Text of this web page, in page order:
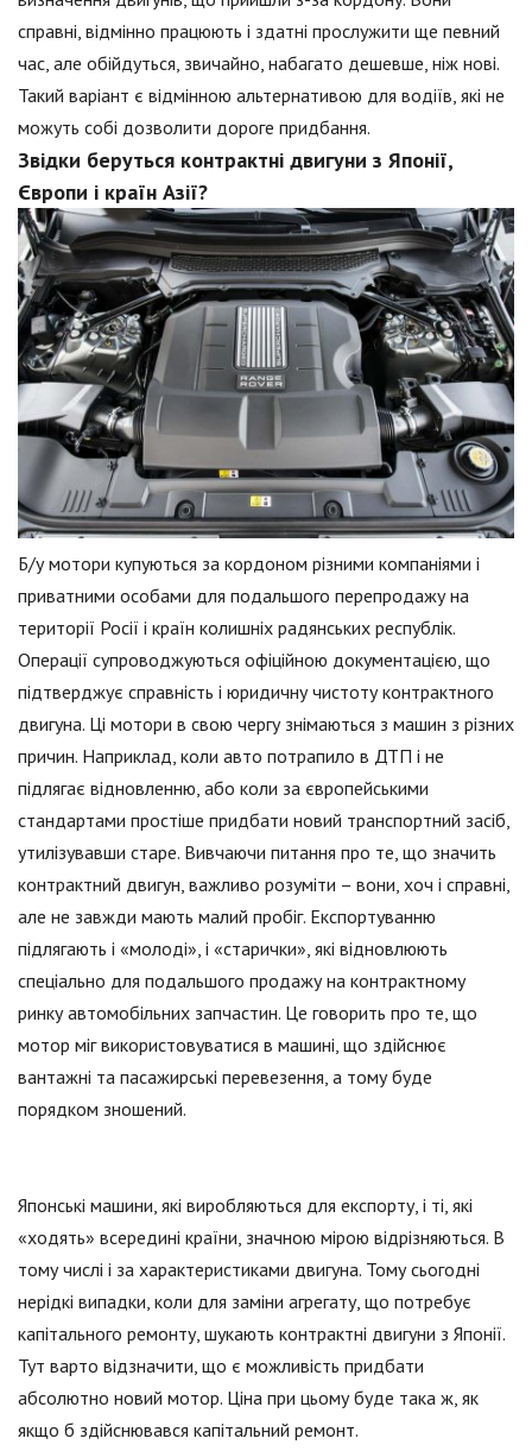
справні, відмінно працюють і здатні прослужити ще певний
час, але обійдуться, звичайно, набагато дешевше, ніж нові.
Такий варіант є відмінною альтернативою для водіїв, які не
можуть собі дозволити дороге придбання.
Звідки беруться контрактні двигуни з Японії,
Європи і країн Азії?
Б/у мотори купуються за кордоном різними компаніями і
приватними особами для подальшого перепродажу на
території Росії і країн колишніх радянських республік.
Операції супроводжуються офіційною документацією, що
підтверджує справність і юридичну чистоту контрактного
двигуна. Ці мотори в свою чергу знімаються з машин з різних
причин. Наприклад, коли авто потрапило в ДТП і не
підлягає відновленню, або коли за європейськими
стандартами простіше придбати новий транспортний засіб,
утилізувавши старе. Вивчаючи питання про те, що значить
контрактний двигун, важливо розуміти – вони, хоч і справні,
але не завжди мають малий пробіг. Експортуванню
підлягають і «молоді», і «старички», які відновлюють
спеціально для подальшого продажу на контрактному
ринку автомобільних запчастин. Це говорить про те, що
мотор міг використовуватися в машині, що здійснює
вантажні та пасажирські перевезення, а тому буде
порядком зношений.
Японські машини, які виробляються для експорту, і ті, які
«ходять» всередині країни, значною мірою відрізняються. В
тому числі і за характеристиками двигуна. Тому сьогодні
нерідкі випадки, коли для заміни агрегату, що потребує
капітального ремонту, шукають контрактні двигуни з Японії.
Тут варто відзначити, що є можливість придбати
абсолютно новий мотор. Ціна при цьому буде така ж, як
якщо б здійснювався капітальний ремонт.